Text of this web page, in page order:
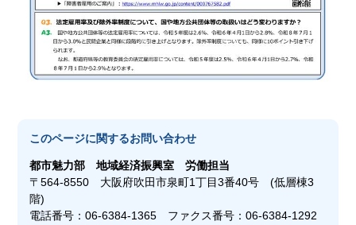
このページに関するお問い合わせ
都市魅力部地域経済振興室 労働担当
〒564-8550 大阪府吹田市泉町1丁目3番40号 (低層棟3
階)
電話番号：06-6384-1365 ファクス番号：06-6384-1292